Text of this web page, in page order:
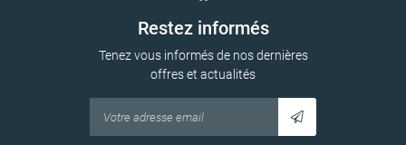
Restez informés
Tenez vous informés de nos dernières
offres et actualités